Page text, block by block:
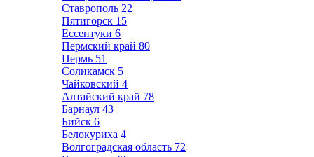
Ставрополь 22
Пятигорск 15
Ессентуки 6
Пермский край 80
Пермь 51
Соликамск 5
Чайковский 4
Алтайский край 78
Барнаул 43
Бийск 6
Белокуриха 4
Волгоградская область 72